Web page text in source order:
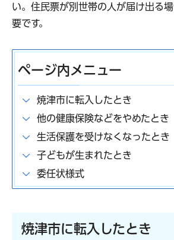
い。住民票が別世帯の人が届け出る
要です。
ページ内メニュー
焼津市に転入したとき
他の健康保険などをやめたとき
生活保護を受けなくなったとき
子どもが生まれたとき
委任状様式
焼津市に転入したとき